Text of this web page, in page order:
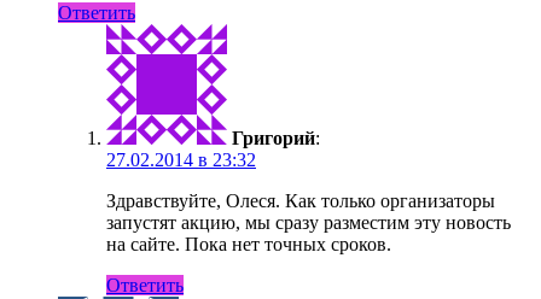
Ответить
Григорий:
27.02.2014 в 23:32
Здравствуйте, Олеся. Как только организаторы
запустят акцию, мы сразу разместим эту новость
на сайте. Пока нет точных сроков.
Ответить